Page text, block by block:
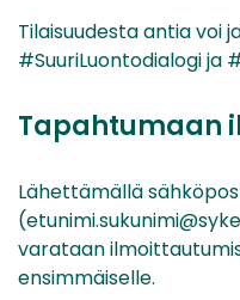
Tilaisuudesta antia voi
#SuuriLuontodialogi ja
Tapahtumaan
Lähettämällä
varataan
ensimmäiselle.